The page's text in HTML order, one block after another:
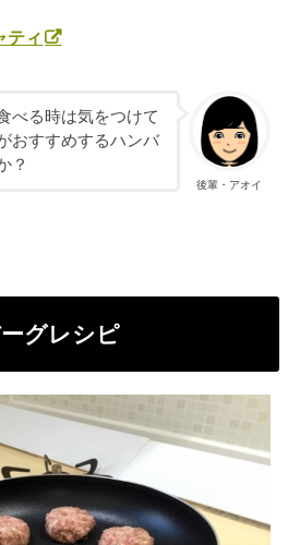
ティ
後輩・アオイ
べる時は気をつけて
おすすめするハンバ
？
グレシピ